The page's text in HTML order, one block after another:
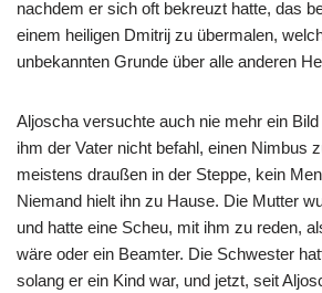
nachdem er sich oft bekreuzt hatte, das
einem heiligen Dmitrij zu übermalen,
unbekannten Grunde über alle anderen
Aljoscha versuchte auch nie mehr ein
ihm der Vater nicht befahl, einen Nimbus
meistens draußen in der Steppe, kein
Niemand hielt ihn zu Hause. Die Mutter
und hatte eine Scheu, mit ihm zu reden,
wäre oder ein Beamter. Die Schwester
solang er ein Kind war, und jetzt, seit